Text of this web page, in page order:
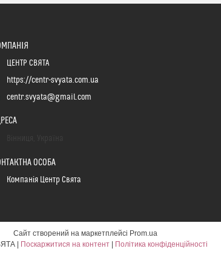
ЦЕНТР СВЯТА
https://centr-svyata.com.ua
centr.svyata@gmail.com
Компанія Центр Свята
Сайт створений на маркетплейсі Prom.ua
ЦЕНТР СВЯТА | Поскаржитися на контент | Політика конфіденційності